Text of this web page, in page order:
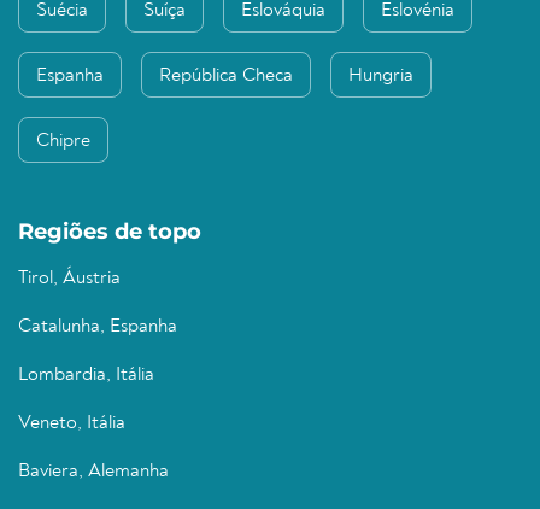
Suécia Suíça Eslováquia Eslovénia
Espanha República Checa Hungria
Chipre
Regiões de topo
Tirol, Áustria
Catalunha, Espanha
Lombardia, Itália
Veneto, Itália
Baviera, Alemanha